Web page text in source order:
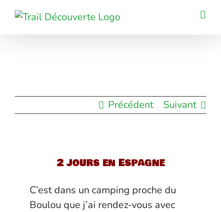
Passer
Précédent Suivant
2 jours en Espagne
C’est dans un camping proche du
Boulou que j’ai rendez-vous avec